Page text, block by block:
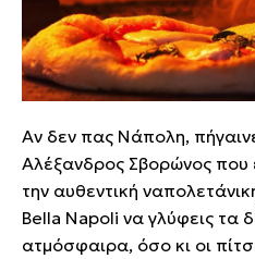
Αν δεν πας Νάπολη,
Αλέξανδρος Σβορώνος που
την αυθεντική
Bella Napoli να γλύφεις τα
ατμόσφαιρα, όσο κι οι